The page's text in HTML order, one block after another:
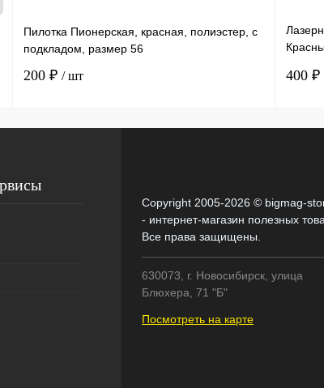
Пилотка Пионерская, красная, полиэстер, с
подкладом, размер 56
200 ₽ / шт 400 ₽
Copyright 2005-2026 © bigmag-
- интернет-магазин полезных
Все права защищены.
630073, г. Новосибирск, улица
Блюхера, 71 "Б"
Посмотреть на карте